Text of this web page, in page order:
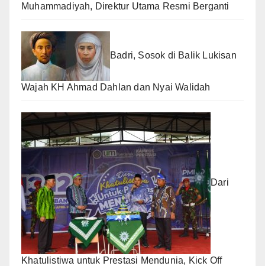
Muhammadiyah, Direktur Utama Resmi Berganti
Badri, Sosok di Balik Lukisan
Wajah KH Ahmad Dahlan dan Nyai Walidah
Dari
Khatulistiwa untuk Prestasi Mendunia, Kick Off